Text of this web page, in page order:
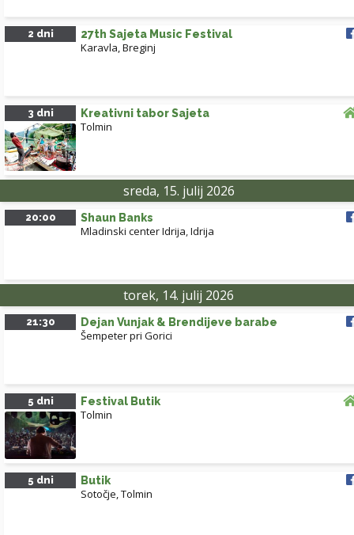
2 dni 27th Sajeta Music Festival
Karavla, Breginj
3 dni Kreativni tabor Sajeta
Tolmin
sreda, 15. julij 2026
20:00 Shaun Banks
Mladinski center Idrija,Idrija
torek, 14. julij 2026
21:30 Dejan Vunjak & Brendijeve barabe
Šempeter pri Gorici
5 dni Festival Butik
Tolmin
5 dni Butik
Sotočje, Tolmin